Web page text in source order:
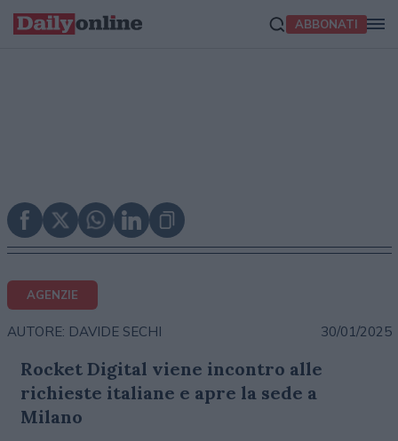
ABBONATI
AGENZIE
AUTORE: DAVIDE SECHI 30/01/2025
Rocket Digital viene incontro alle
richieste italiane e apre la sede a
Milano